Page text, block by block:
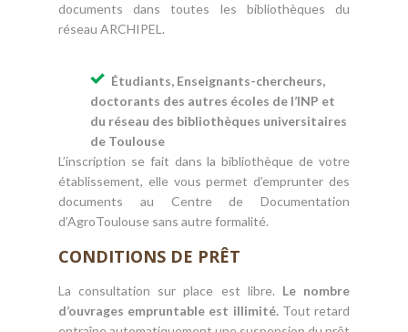
documents dans toutes les bibliothèques du
réseau ARCHIPEL.
Étudiants, Enseignants-chercheurs,
doctorants des autres écoles de l’INP et
du réseau des bibliothèques universitaires
de Toulouse
L’inscription se fait dans la bibliothèque de votre
établissement, elle vous permet d’emprunter des
documents au Centre de Documentation
d’AgroToulouse sans autre formalité.
CONDITIONS DE PRÊT
La consultation sur place est libre. Le nombre
d’ouvrages empruntable est illimité. Tout retard